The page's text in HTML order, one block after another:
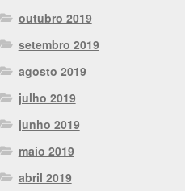
outubro 2019
setembro 2019
agosto 2019
julho 2019
junho 2019
maio 2019
abril 2019